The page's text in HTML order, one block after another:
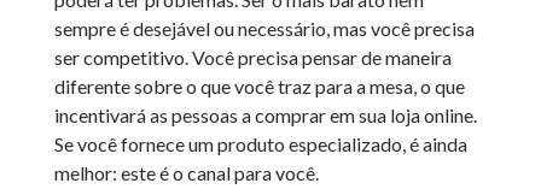
sempre é desejável ou necessário, mas você precisa
ser competitivo. Você precisa pensar de maneira
diferente sobre o que você traz para a mesa, o que
incentivará as pessoas a comprar em sua loja online.
Se você fornece um produto especializado, é ainda
melhor: este é o canal para você.